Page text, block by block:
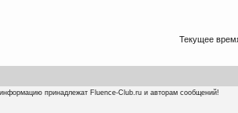
Текущее
принадлежат Fluence-Club.ru и авторам сообщений!